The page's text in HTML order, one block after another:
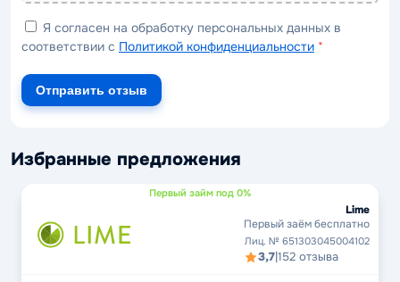
Я согласен на обработку персональных данных в
соответствии с Политикой конфиденциальности *
Отправить отзыв
Избранные предложения
Первый займ под 0%
Lime
Первый заём бесплатно
Лиц. № 651303045004102
3,7|152 отзыва